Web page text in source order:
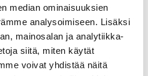
median ominaisuuksien
analysoimiseen. Lisäksi
mainosalan ja analytiikka-
siitä, miten käytät
voivat yhdistää näitä